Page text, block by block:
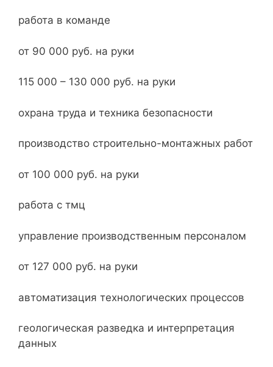
работа в команде
от 90 000 руб. на руки
115 000 – 130 000 руб. на руки
охрана труда и техника безопасности
производство строительно-монтажных работ
от 100 000 руб. на руки
работа с тмц
управление производственным персоналом
от 127 000 руб. на руки
автоматизация технологических процессов
геологическая разведка и интерпретация
данных